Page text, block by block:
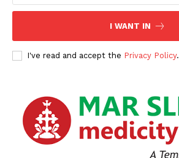
I WANT IN
I've read and accept the Privacy Policy.